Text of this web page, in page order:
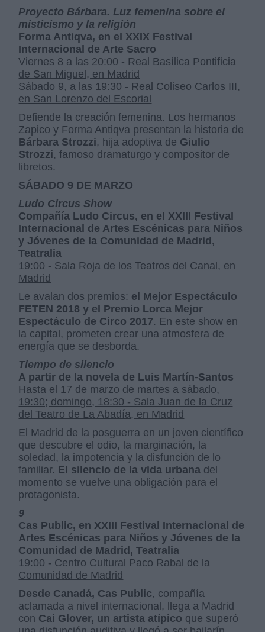
Proyecto Bárbara. Luz femenina sobre el
misticismo y la religión
Forma Antiqva, en el XXIX Festival
Internacional de Arte Sacro
Viernes 8 a las 20:00 - Real Basílica Pontificia
de San Miguel, en Madrid
Sábado 9, a las 19:30 - Real Coliseo Carlos III,
en San Lorenzo del Escorial
Defiende la creación femenina. Los hermanos
Zapico y Forma Antiqva presentan la historia de
Bárbara Strozzi, hija adoptiva de Giulio
Strozzi, famoso dramaturgo y compositor de
libretos.
SÁBADO 9 DE MARZO
Ludo Circus Show
Compañía Ludo Circus, en el XXIII Festival
Internacional de Artes Escénicas para Niños
y Jóvenes de la Comunidad de Madrid,
Teatralia
19:00 - Sala Roja de los Teatros del Canal, en
Madrid
Le avalan dos premios: el Mejor Espectáculo
FETEN 2018 y el Premio Lorca Mejor
Espectáculo de Circo 2017. En este show en
la capital, prometen crear una atmosfera de
energía que se desborda.
Tiempo de silencio
A partir de la novela de Luis Martín-Santos
Hasta el 17 de marzo de martes a sábado,
19:30; domingo, 18:30 - Sala Juan de la Cruz
del Teatro de La Abadía, en Madrid
El Madrid de la posguerra en un joven científico
que descubre el odio, la marginación, la
soledad, la impotencia y la disfunción de lo
familiar. El silencio de la vida urbana del
momento se vuelve una obligación para el
protagonista.
9
Cas Public, en XXIII Festival Internacional de
Artes Escénicas para Niños y Jóvenes de la
Comunidad de Madrid, Teatralia
19:00 - Centro Cultural Paco Rabal de la
Comunidad de Madrid
Desde Canadá, Cas Public, compañía
aclamada a nivel internacional, llega a Madrid
con Cai Glover, un artista atípico que superó